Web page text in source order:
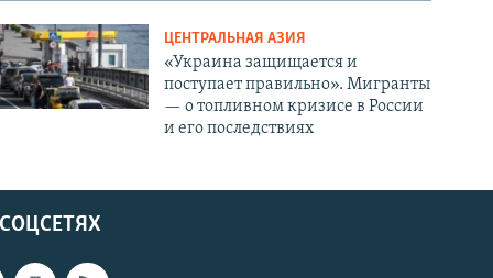
ЦЕНТРАЛЬНАЯ АЗИЯ
«Украина защищается и
поступает правильно». Мигранты
— о топливном кризисе в России
и его последствиях